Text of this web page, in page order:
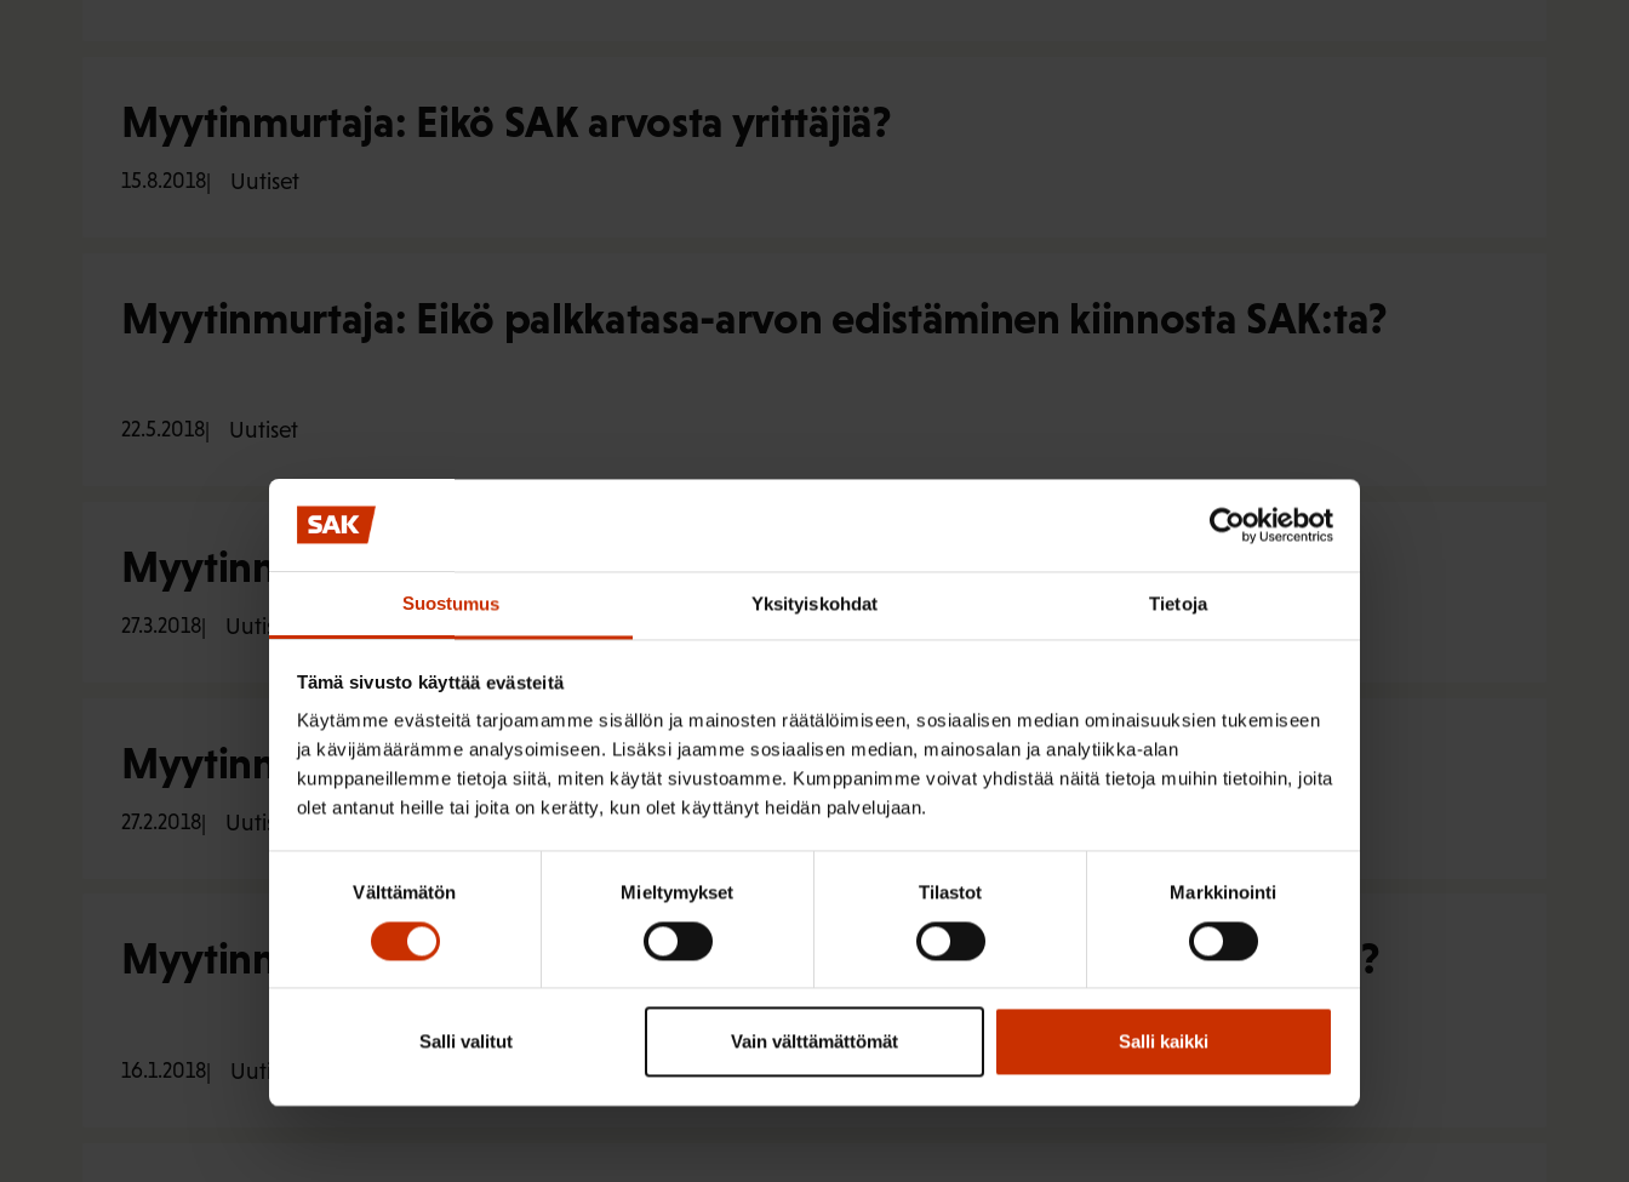
Suostumus Yksityiskohdat Tietoja
Tämä sivusto käyttää evästeitä
Käytämme evästeitä tarjoamamme sisällön ja mainosten räätälöimiseen, sosiaalisen median ominaisuuksien tukemiseen
ja kävijämäärämme analysoimiseen. Lisäksi jaamme sosiaalisen median, mainosalan ja analytiikka-alan
kumppaneillemme tietoja siitä, miten käytät sivustoamme. Kumppanimme voivat yhdistää näitä tietoja muihin tietoihin, joita
olet antanut heille tai joita on kerätty, kun olet käyttänyt heidän palvelujaan.
Välttämätön Mieltymykset Tilastot Markkinointi
Vain välttämättömät
Salli valitut Salli kaikki
Myytinmurtaja: Eikö SAK arvosta yrittäjiä?
15.8.2018 Uutiset
Myytinmurtaja: Eikö palkkatasa-arvon edistäminen kiinnosta SAK:ta?
22.5.2018 Uutiset
Myytinmurtaja: Eikö SAK välitä pätkätyöläisistä?
27.3.2018 Uutiset
Myytinmurtaja: Vastustaako SAK paikallista sopimista?
27.2.2018 Uutiset
Myytinmurtaja: Ajaako ay-liike vain vakituisten työntekijöiden asiaa?
16.1.2018 Uutiset